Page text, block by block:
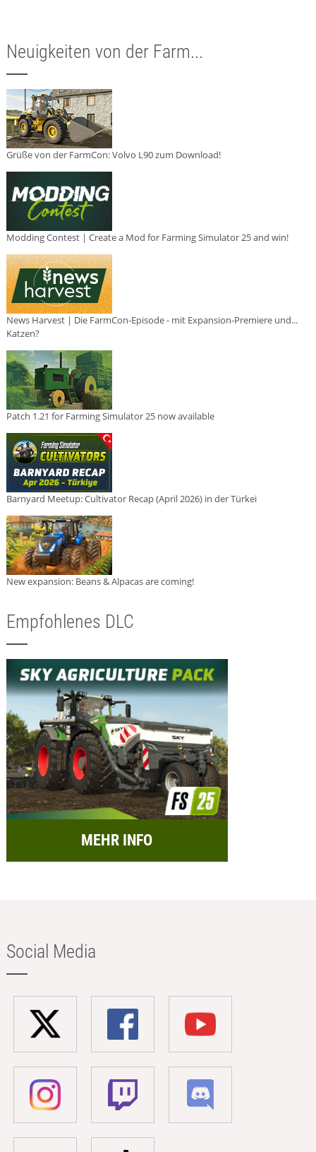
Neuigkeiten von der Farm...
Grüße von der FarmCon: Volvo L90 zum Download!
Modding Contest | Create a Mod for Farming Simulator 25 and win!
News Harvest | Die FarmCon-Episode - mit Expansion-Premiere und...
Katzen?
Patch 1.21 for Farming Simulator 25 now available
Barnyard Meetup: Cultivator Recap (April 2026) in der Türkei
New expansion: Beans & Alpacas are coming!
Empfohlenes DLC
MEHR INFO
Social Media